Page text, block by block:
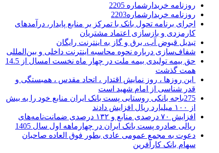
روزنامه خریدارشماره 2205
روزنامه خریدارشماره2203
اجرای برنامه تحول بانک با تمرکز بر منابع پایدار، درآمدهای
کارمزدی و بازسازی اعتماد مشتریان
تبدیل قبوض آب، برق و گاز به اینترنت رایگان
شفاف‌سازی درباره نحوه محاسبه اینترنت داخلی و بین‌المللی
حق بیمه تولیدی بیمه ملت در چهار ماه نخست امسال از 14.5
همت گذشت
این روزها ، روز نمایش اقتدار ، اتحاد مقدس ، همبستگی و
قدر شناسی از امام شهید است
275باجه بانکی روستایی پست بانک ایران منابع خود را به بیش
از ۱۰۰ میلیارد ریال افزایش دادند
افزایش ۷۰ درصدی منابع و ۱۳۲ درصدی ضمانت‌نامه‌های
ریالی صادره پست بانک ایران در چهارماهه اول سال 1405
دعوت به مجمع عمومی عادی بطور فوق العاده صاحبان
سهام بانک کارآفرین